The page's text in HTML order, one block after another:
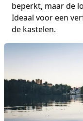
beperkt, maar de
Ideaal voor een
de kastelen.